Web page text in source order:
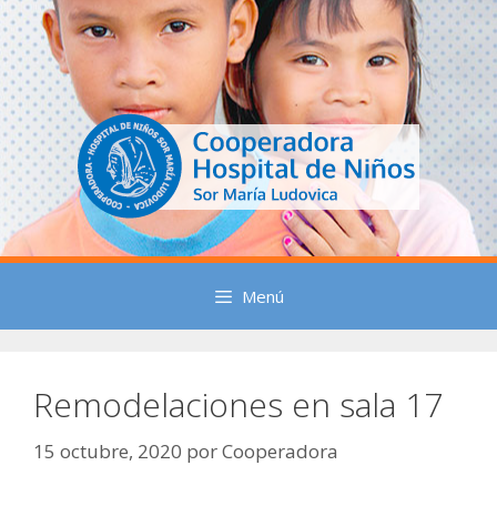
Saltar
al
contenido
Menú
Remodelaciones en sala 17
15 octubre, 2020 porCooperadora